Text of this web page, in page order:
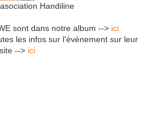
Handiline
sont dans notre album --> ici
les infos sur l'évènement sur leur
site --> ici